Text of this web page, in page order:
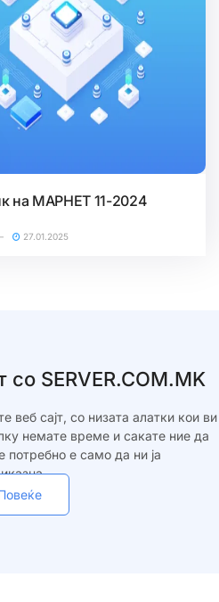
на МАРНЕТ 11-2024
27.01.2025
со SERVER.COM.MK
веб сајт, со низата алатки кои ви
немате време и сакате ние да
потребно е само да ни ја